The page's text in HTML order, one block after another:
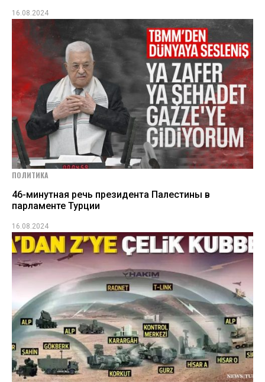
16.08.2024
ПОЛИТИКА
46-минутная речь президента Палестины в
парламенте Турции
16.08.2024